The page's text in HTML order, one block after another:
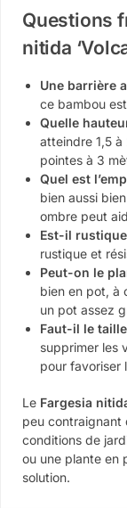
Questions
nitida
Une barrière
ce bambou
Quelle
atteindre 1,5
pointes à 3
Quel est
bien aussi
ombre peut
Est-il
rustique et
Peut-on le
bien en pot, à
un pot assez
Faut-il le
supprimer les
pour favoriser
Le Fargesia
peu contraignant
conditions de
ou une plante en
solution.